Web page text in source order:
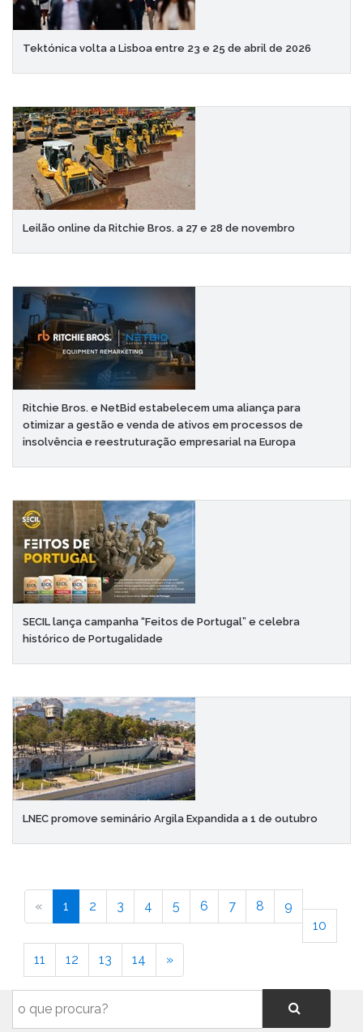
Tektónica volta a Lisboa entre 23 e 25 de abril de 2026
Leilão online da Ritchie Bros. a 27 e 28 de novembro
Ritchie Bros. e NetBid estabelecem uma aliança para
otimizar a gestão e venda de ativos em processos de
insolvência e reestruturação empresarial na Europa
SECIL lança campanha “Feitos de Portugal” e celebra
histórico de Portugalidade
LNEC promove seminário Argila Expandida a 1 de outubro
« 1 2 3 4 5 6 7 8
9
10
11 12 13 14 »